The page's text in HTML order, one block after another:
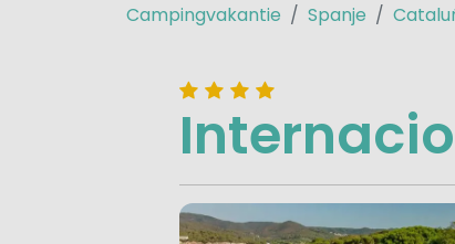
Campingvakantie Spanje